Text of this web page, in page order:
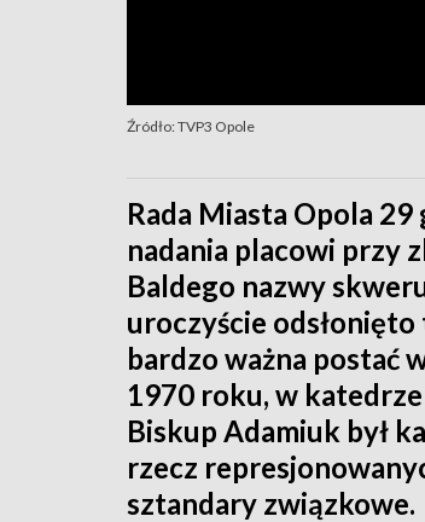
Źródło: TVP3 Opole
Rada Miasta Opola
nadania placowi przy
Baldego nazwy
uroczyście
bardzo ważna postać
1970 roku, w
Biskup Adamiuk był
rzecz
sztandary związkowe.